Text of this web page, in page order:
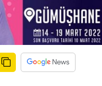
Erzurum
Eskişehir
Gaziantep
Giresun